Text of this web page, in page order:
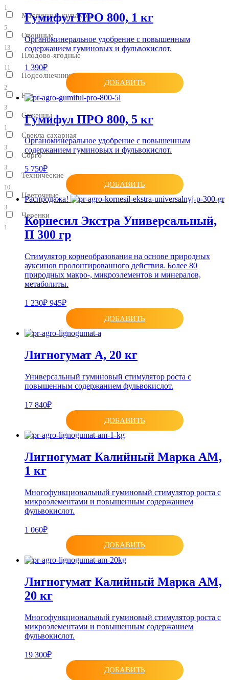
1
Масличные культуры
5
Овощные
13
Плодово-ягодные
11
Подсолнечник
2
Рис
3
Саженцы
1
Свекла сахарная
3
Сорго
3
Технические
10
Цветочные
3
Черенки
1
Гумифул ПРО 800, 1 кг
Органоминеральное удобрение с повышенным
содержанием гуминовых и фульвокислот.
1 390₽
ДОБАВИТЬ
Гумифул ПРО 800, 5 кг
Органоминеральное удобрение с повышенным
содержанием гуминовых и фульвокислот.
5 750₽
ДОБАВИТЬ
Распродажа!
Корнесил Экстра Универсальный,
П 300 гр
Стимулятор корнеобразования на основе природных
ауксинов пролонгированного действия. Более 80
природных макро-, микроэлементов и минералов,
метаболиты.
1 230₽ 945₽
ДОБАВИТЬ
Лигногумат А, 20 кг
Универсальный гуминовый стимулятор роста с
повышенным содержанием фульвокислот.
17 840₽
ДОБАВИТЬ
Лигногумат Калийный Марка АМ,
1 кг
Многофункциональный гуминовый стимулятор роста с
микроэлементами и повышенным содержанием
фульвокислот.
1 060₽
ДОБАВИТЬ
Лигногумат Калийный Марка АМ,
20 кг
Многофункциональный гуминовый стимулятор роста с
микроэлементами и повышенным содержанием
фульвокислот.
19 300₽
ДОБАВИТЬ